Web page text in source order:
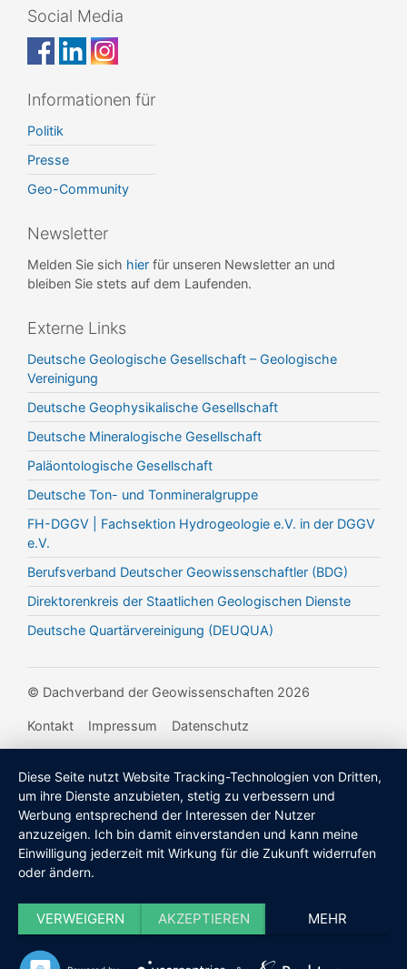
Social Media
Informationen für
Politik
Presse
Geo-Community
Newsletter
Melden Sie sich hier für unseren Newsletter an und
bleiben Sie stets auf dem Laufenden.
Externe Links
Deutsche Geologische Gesellschaft – Geologische
Vereinigung
Deutsche Geophysikalische Gesellschaft
Deutsche Mineralogische Gesellschaft
Paläontologische Gesellschaft
Deutsche Ton- und Tonmineralgruppe
FH-DGGV | Fachsektion Hydrogeologie e.V. in der DGGV
e.V.
Berufsverband Deutscher Geowissenschaftler (BDG)
Direktorenkreis der Staatlichen Geologischen Dienste
Deutsche Quartärvereinigung (DEUQUA)
© Dachverband der Geowissenschaften 2026
Kontakt Impressum Datenschutz
Diese Seite nutzt Website Tracking-Technologien von Dritten,
um ihre Dienste anzubieten, stetig zu verbessern und
Werbung entsprechend der Interessen der Nutzer
anzuzeigen. Ich bin damit einverstanden und kann meine
Einwilligung jederzeit mit Wirkung für die Zukunft widerrufen
oder ändern.
VERWEIGERN AKZEPTIEREN MEHR